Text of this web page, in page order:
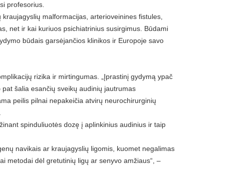
profesorius.
malformacijas, arterioveinines fistules,
net ir kai kuriuos psichiatrinius susirgimus. Būdami
būdais garsėjančios klinikos ir Europoje savo
rizika ir mirtingumas. „Įprastinį gydymą ypač
šalia esančių sveikų audinių jautrumas
peilis pilnai nepakeičia atvirų neurochirurginių
spinduliuotės dozę į aplinkinius audinius ir taip
navikais ar kraujagyslių ligomis, kuomet negalimas
metodai dėl gretutinių ligų ar senyvo amžiaus“, –